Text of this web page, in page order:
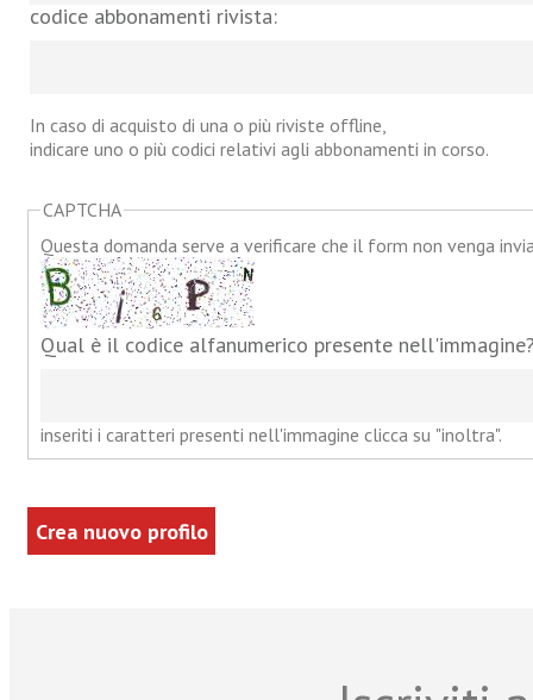
codice abbonamenti rivista:
In caso di acquisto di una o più riviste offline,
indicare uno o più codici relativi agli abbonamenti in corso.
CAPTCHA
Questa domanda serve a verificare che il form non venga
Qual è il codice alfanumerico presente
inseriti i caratteri presenti nell'immagine clicca su "inoltra".